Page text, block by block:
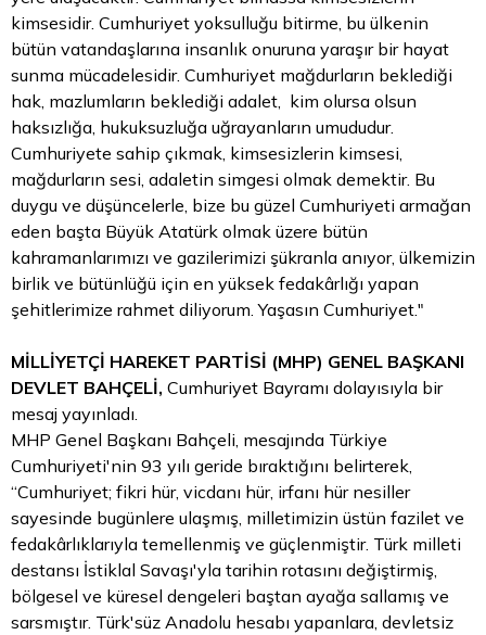
kimsesidir. Cumhuriyet yoksulluğu bitirme, bu ülkenin
bütün vatandaşlarına insanlık onuruna yaraşır bir hayat
sunma mücadelesidir. Cumhuriyet mağdurların beklediği
hak, mazlumların beklediği adalet, kim olursa olsun
haksızlığa, hukuksuzluğa uğrayanların umududur.
Cumhuriyete sahip çıkmak, kimsesizlerin kimsesi,
mağdurların sesi, adaletin simgesi olmak demektir. Bu
duygu ve düşüncelerle, bize bu güzel Cumhuriyeti armağan
eden başta Büyük Atatürk olmak üzere bütün
kahramanlarımızı ve gazilerimizi şükranla anıyor, ülkemizin
birlik ve bütünlüğü için en yüksek fedakârlığı yapan
şehitlerimize rahmet diliyorum. Yaşasın Cumhuriyet."
MİLLİYETÇİ HAREKET PARTİSİ (MHP) GENEL BAŞKANI
DEVLET BAHÇELİ, Cumhuriyet Bayramı dolayısıyla bir
mesaj yayınladı.
MHP Genel Başkanı Bahçeli, mesajında Türkiye
Cumhuriyeti'nin 93 yılı geride bıraktığını belirterek,
“Cumhuriyet; fikri hür, vicdanı hür, irfanı hür nesiller
sayesinde bugünlere ulaşmış, milletimizin üstün fazilet ve
fedakârlıklarıyla temellenmiş ve güçlenmiştir. Türk milleti
destansı İstiklal Savaşı'yla tarihin rotasını değiştirmiş,
bölgesel ve küresel dengeleri baştan ayağa sallamış ve
sarsmıştır. Türk'süz Anadolu hesabı yapanlara, devletsiz